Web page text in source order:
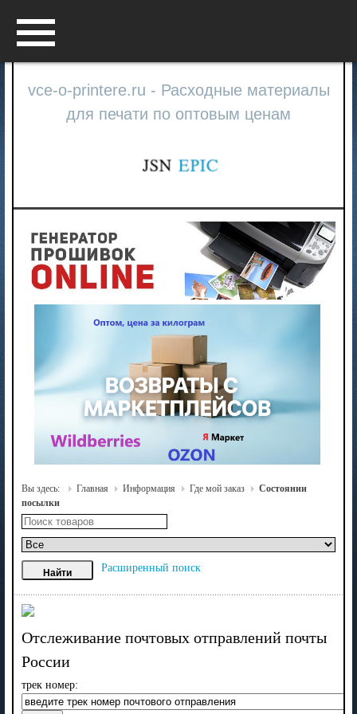
vce-o-printere.ru - Расходные материалы
для печати по оптовым ценам
Вы здесь: Главная Информация Где мой заказ
Состоянии
посылки
Расширенный поиск
Отслеживание почтовых отправлений почты
России
трeк номер: